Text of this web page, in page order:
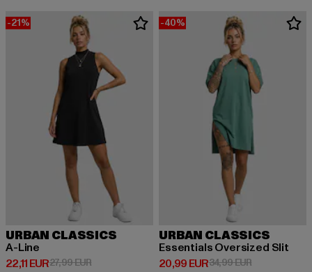
-21%
URBAN CLASSICS
A-Line
22,11 EUR
Derzeitiger Preis: 22,11 EUR
27,99 EURAktionspreis: 27,99 EUR
-40%
URBAN CLASSICS
Essentials Oversized Slit
20,99 EUR
Derzeitiger Preis: 20,99 EUR
34,99 EURAktionspreis: